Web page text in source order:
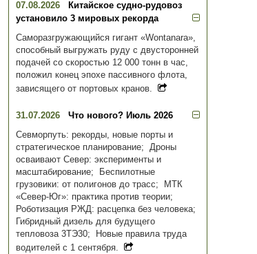
07.08.2026
Китайское судно-рудовоз
установило 3 мировых рекорда
Саморазгружающийся гигант «Wontanara»,
способный выгружать руду с двусторонней
подачей со скоростью 12 000 тонн в час,
положил конец эпохе пассивного флота,
зависящего от портовых кранов.
31.07.2026
Что нового? Июль 2026
Севморпуть: рекорды, новые порты и
стратегическое планирование; Дроны
осваивают Север: эксперименты и
масштабирование; Беспилотные
грузовики: от полигонов до трасс; МТК
«Север-Юг»: практика против теории;
Роботизация РЖД: расцепка без человека;
Гибридный дизель для будущего
тепловоза 3ТЭ30; Новые правила труда
водителей с 1 сентября.